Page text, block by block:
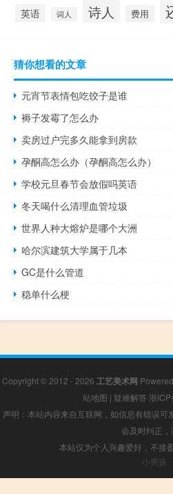
英语 词人 诗人 费用
猜你想看的文章
元宵节表情包吃饺子是谁
褥子发霉了怎么办
卖房过户完多久能拿到房款
孕酮高怎么办（孕酮高怎么办）
学校元旦春节会放假吗英语
冬天喝什么清理血管垃圾
世界人种大熔炉是哪个大洲
哈尔滨建筑大学属于几本
GC是什么管道
稳单什么梗
Copyright © 2012 - 2026 工艺美术网
站地图 | 疑难解答 浙
声明：本站内容来自互联网，如信息有错误
会及时纠正，
本站仅为个人兴趣爱好，不接
小男孩